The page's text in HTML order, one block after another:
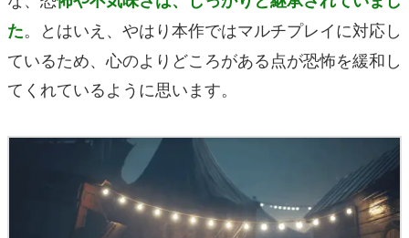
た。とはいえ、やはり本作ではマルチプレイに対応し
ているため、心のよりどころがある点が恐怖を緩和し
てくれているように思います。